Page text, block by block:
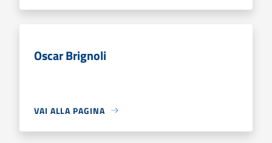
Oscar Brignoli
VAI ALLA PAGINA